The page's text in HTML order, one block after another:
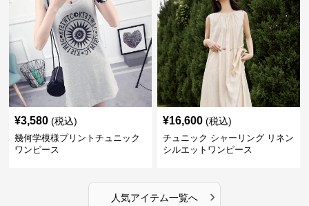
¥3,580 (税込)
幾何学模様プリントチュニック
ワンピース
¥16,600 (税込)
チュニック シャーリング リネン
シルエットワンピース
人気アイテム一覧へ ›